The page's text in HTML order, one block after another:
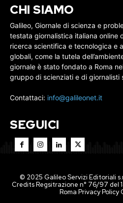
CHI SIAMO
Galileo, Giornale di scienza e
testata giornalistica italiana online
ricerca scientifica e tecnologica e
globali, come la tutela
giornale è stato fondato a Roma
gruppo di scienziati e di giornalisti
Contattaci: info@galileonet.it
SEGUICI
© 2025 Galileo Servizi Editoriali
Credits Regsitrazione n° 76/97 del
Roma Privacy Policy